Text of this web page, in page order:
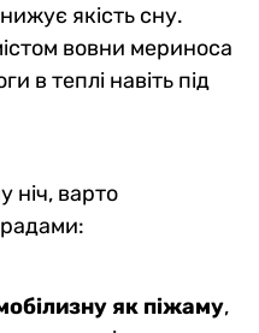
якість сну.
вовни мериноса
в теплі навіть під
ніч, варто
як піжаму,